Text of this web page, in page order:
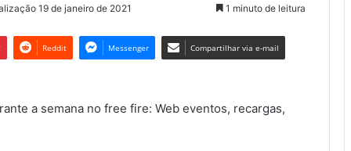
19 de janeiro de 2021 1 minuto de leitura
Reddit Messenger Compartilhar via e-mail
a semana no free fire: Web eventos, recargas,